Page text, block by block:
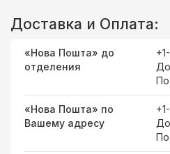
Доставка и Оплата:
«Нова Пошта» до
отделения
По
«Нова Пошта» по
Вашему адресу
По